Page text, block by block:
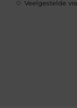
Veelgestelde